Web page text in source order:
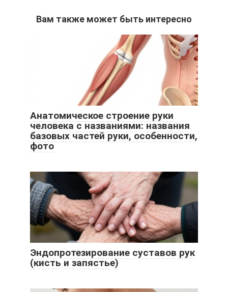
Вам также может быть интересно
Анатомическое строение руки
человека с названиями: названия
базовых частей руки, особенности,
фото
Эндопротезирование суставов рук
(кисть и запястье)